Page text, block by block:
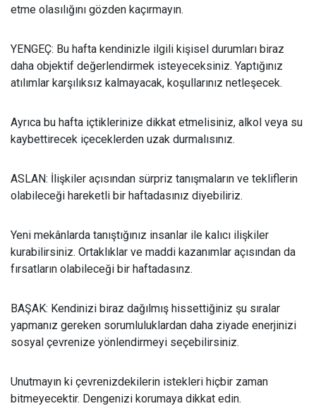
etme olasılığını gözden kaçırmayın.
YENGEÇ: Bu hafta kendinizle ilgili kişisel durumları biraz
daha objektif değerlendirmek isteyeceksiniz. Yaptığınız
atılımlar karşılıksız kalmayacak, koşullarınız netleşecek.
Ayrıca bu hafta içtiklerinize dikkat etmelisiniz, alkol veya su
kaybettirecek içeceklerden uzak durmalısınız.
ASLAN: İlişkiler açısından sürpriz tanışmaların ve tekliflerin
olabileceği hareketli bir haftadasınız diyebiliriz.
Yeni mekânlarda tanıştığınız insanlar ile kalıcı ilişkiler
kurabilirsiniz. Ortaklıklar ve maddi kazanımlar açısından da
fırsatların olabileceği bir haftadasınz.
BAŞAK: Kendinizi biraz dağılmış hissettiğiniz şu sıralar
yapmanız gereken sorumluluklardan daha ziyade enerjinizi
sosyal çevrenize yönlendirmeyi seçebilirsiniz.
Unutmayın ki çevrenizdekilerin istekleri hiçbir zaman
bitmeyecektir. Dengenizi korumaya dikkat edin.